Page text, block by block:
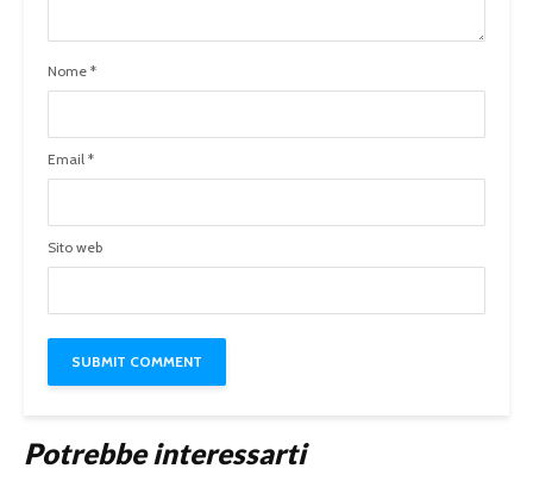
Nome *
Email *
Sito web
Potrebbe interessarti